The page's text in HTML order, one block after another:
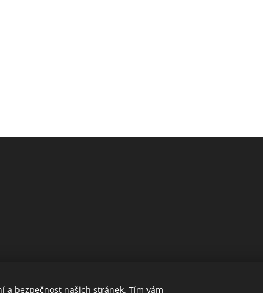
a bezpečnost našich stránek. Tím vám